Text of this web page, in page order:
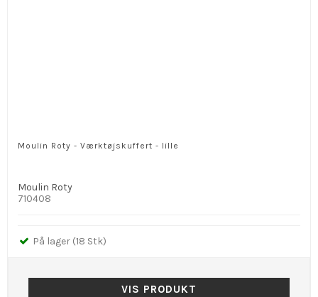
Moulin Roty - Værktøjskuffert - lille
Moulin Roty
710408
På lager (18 Stk)
VIS PRODUKT